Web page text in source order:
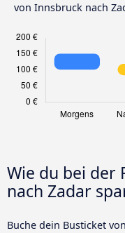
von Innsbruck nach
Wie du bei der
nach Zadar
Buche dein Busticket